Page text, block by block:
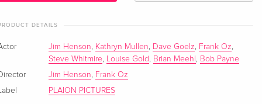
ray
Limited Collector's Edition, Steelbook, 4K Ultra
HD + 2 Blu-rays
EUR 110.99
DETAILS
Jim Henson, Kathryn Mullen, Dave Goelz, Frank Oz,
Steve Whitmire, Louise Gold , Brian Meehl , Bob Payne
Jim Henson, Frank Oz
PLAION PICTURES